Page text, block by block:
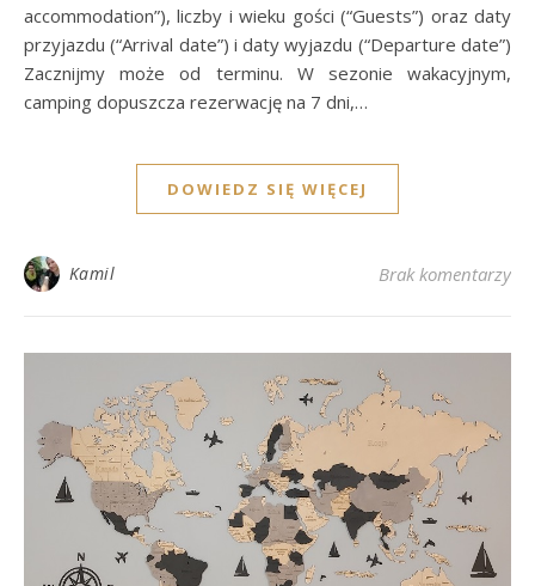
accommodation”), liczby i wieku gości (“Guests”) oraz daty
przyjazdu (“Arrival date”) i daty wyjazdu (“Departure date”)
Zacznijmy może od terminu. W sezonie wakacyjnym,
camping dopuszcza rezerwację na 7 dni,…
DOWIEDZ SIĘ WIĘCEJ
Kamil Brak komentarzy